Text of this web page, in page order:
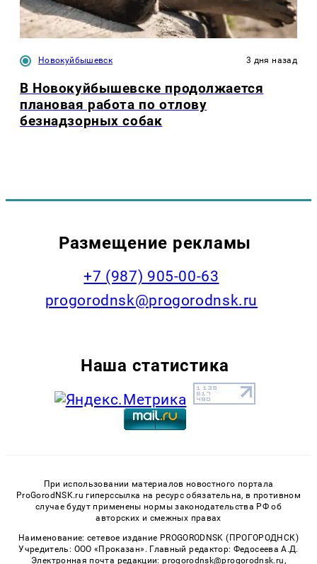
Новокуйбышевск 3 дня назад
В Новокуйбышевске продолжается
плановая работа по отлову
безнадзорных собак
Размещение рекламы
+7 (987) 905-00-63
progorodnsk@progorodnsk.ru
Наша статистика
При использовании материалов новостного портала
ProGorodNSK.ru гиперссылка на ресурс обязательна, в противном
случае будут применены нормы законодательства РФ об
авторских и смежных правах
Наименование: сетевое издание PROGORODNSK (ПРОГОРОДНСК)
Учредитель: ООО «Проказан». Главный редактор: Федосеева А.Д.
Электронная почта редакции: progorodnsk@progorodnsk.ru,